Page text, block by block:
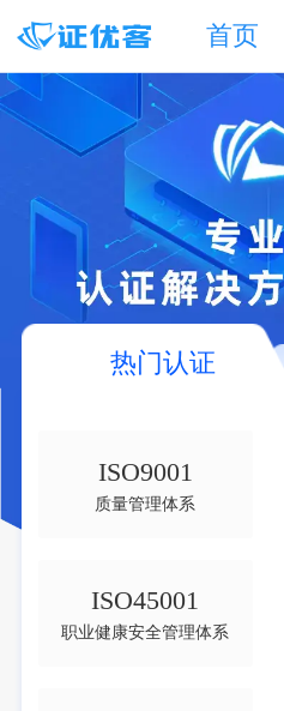
首页
热门认证
ISO9001
质量管理体系
ISO45001
职业健康安全管理体系